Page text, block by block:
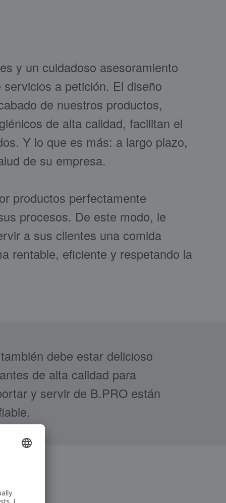
y un cuidadoso asesoramiento
a petición. El diseño
de nuestros productos,
de alta calidad, facilitan el
Y lo que es más: a largo plazo,
de su empresa.
productos perfectamente
procesos. De este modo, le
a sus clientes una comida
rentable, eficiente y respetando la
debe estar delicioso
de alta calidad para
y servir de B.PRO están